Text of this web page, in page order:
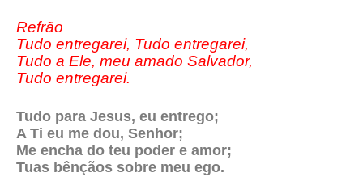
Refrão
Tudo entregarei, Tudo entregarei,
Tudo a Ele, meu amado Salvador,
Tudo entregarei.
Tudo para Jesus, eu entrego;
A Ti eu me dou, Senhor;
Me encha do teu poder e amor;
Tuas bênçãos sobre meu ego.